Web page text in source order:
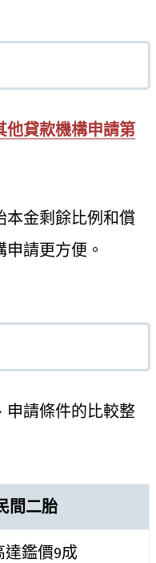
他貸款機構申請第
本金剩餘比例和償
請更方便。
申請條件的比較整
間二胎
達鑑價9成